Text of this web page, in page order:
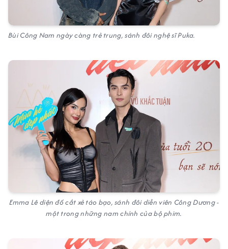
Bùi Công Nam ngày càng trẻ trung, sánh đôi nghệ sĩ Puka.
Emma Lê diện đồ cắt xẻ táo bạo, sánh đôi diễn viên Công Dương -
một trong những nam chính của bộ phim.